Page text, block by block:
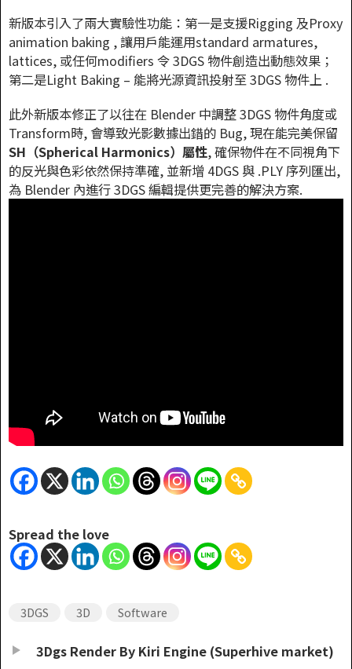
新版本引入了兩大實驗性功能：第一是支援Rigging 及Proxy
animation baking , 讓用戶能運用standard armatures,
lattices, 或任何modifiers 令 3DGS 物件創造出動態效果；
第二是Light Baking – 能將光源資訊投射至 3DGS 物件上 .
此外新版本修正了以往在 Blender 中調整 3DGS 物件角度或
Transform時, 會導致光影數據出錯的 Bug, 現在能完美保留
SH（Spherical Harmonics）屬性, 確保物件在不同視角下
的反光與色彩依然保持準確, 並新增 4DGS 與 .PLY 序列匯出,
為 Blender 內進行 3DGS 編輯提供更完善的解決方案.
Spread the love
3DGS 3D Software
3Dgs Render By Kiri Engine (Superhive market)